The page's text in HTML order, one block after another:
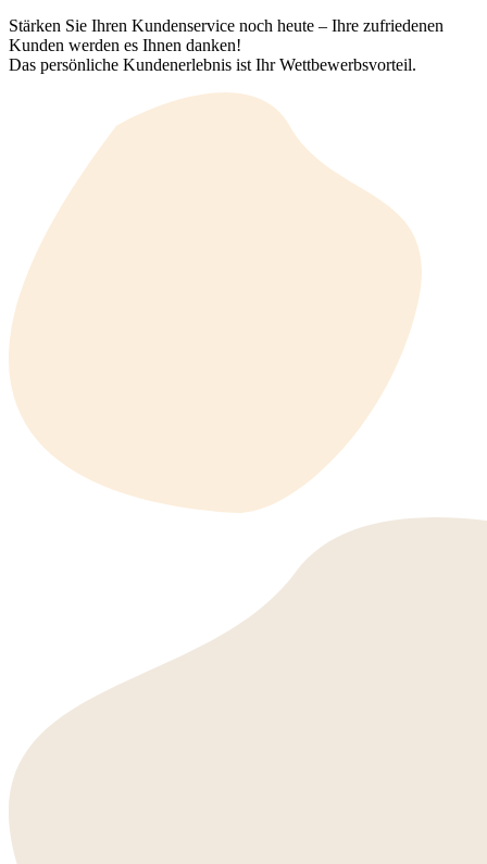
Stärken Sie Ihren Kundenservice noch heute – Ihre zufriedenen
Kunden werden es Ihnen danken!
Das persönliche Kundenerlebnis ist Ihr Wettbewerbsvorteil.